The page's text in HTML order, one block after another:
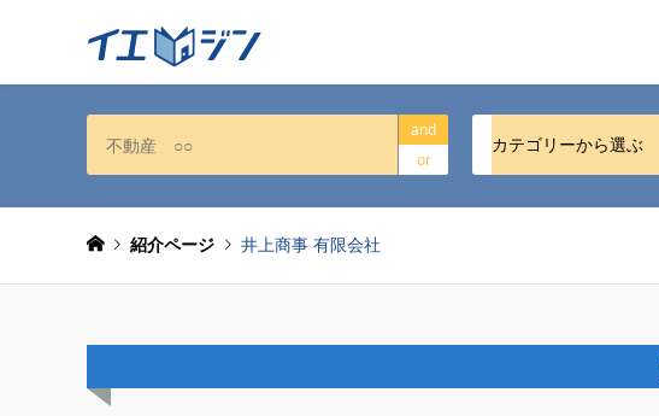
and
or
カテゴリーから選ぶ
紹介ページ 井上商事 有限会社